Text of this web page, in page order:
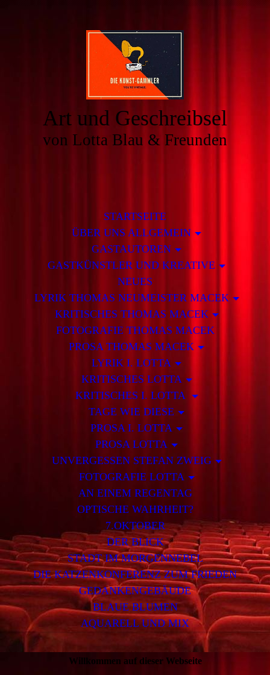
Art und Geschreibsel
von Lotta Blau & Freunden
STARTSEITE
ÜBER UNS ALLGEMEIN
GASTAUTOREN
GASTKÜNSTLER UND KREATIVE
NEUES
LYRIK THOMAS NEUMEISTER MACEK
KRITISCHES THOMAS MACEK
FOTOGRAFIE THOMAS MACEK
PROSA THOMAS MACEK
LYRIK I. LOTTA
KRITISCHES LOTTA
KRITISCHES I. LOTTA
TAGE WIE DIESE
PROSA I. LOTTA
PROSA LOTTA
UNVERGESSEN STEFAN ZWEIG
FOTOGRAFIE LOTTA
AN EINEM REGENTAG
OPTISCHE WAHRHEIT?
7.OKTOBER
DER BLICK
STADT IM MORGENNEBEL
DIE KATZENKONFERENZ ZUM FRIEDEN
GEDANKENGEBÄUDE
BLAUE BLUMEN
AQUARELL UND MIX
Willkommen auf dieser Webseite